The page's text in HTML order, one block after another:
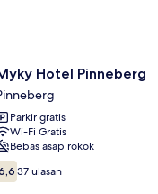
Hotel Pinneberg
Parkir gratis
Wi-Fi Gratis
Bebas asap rokok
37 ulasan